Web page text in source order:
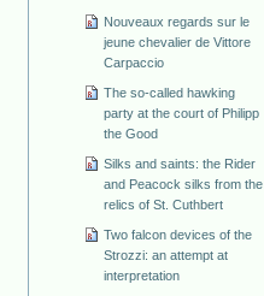
Nouveaux regards sur le
jeune chevalier de Vittore
Carpaccio
The so-called hawking
party at the court of Philipp
the Good
Silks and saints: the Rider
and Peacock silks from the
relics of St. Cuthbert
Two falcon devices of the
Strozzi: an attempt at
interpretation